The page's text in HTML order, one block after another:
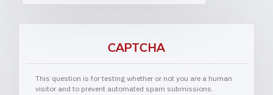
CAPTCHA
This question is for testing whether or not you are a human
visitor and to prevent automated spam submissions.